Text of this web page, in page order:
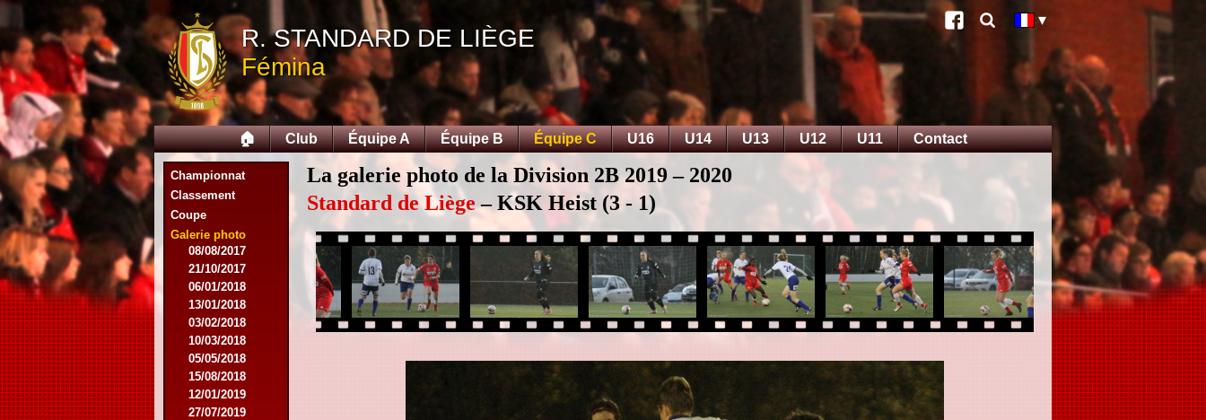
R. STANDARD DE LIÈGE
Fémina
🏠 Club Équipe A Équipe B Équipe C U16 U14 U13 U12 U11 Contact
Championnat
Classement
Coupe
Galerie photo
07/11/2015
21/11/2015
12/12/2015
27/02/2016
12/03/2016
07/08/2016
27/08/2016
03/09/2016
17/09/2016
10/01/2017
18/02/2017
25/02/2017
29/04/2017
08/08/2017
21/10/2017
06/01/2018
13/01/2018
03/02/2018
10/03/2018
05/05/2018
15/08/2018
12/01/2019
27/07/2019
La galerie photo de la Division 2B 2019 – 2020
Standard de Liège– KSK Heist (3 - 1)